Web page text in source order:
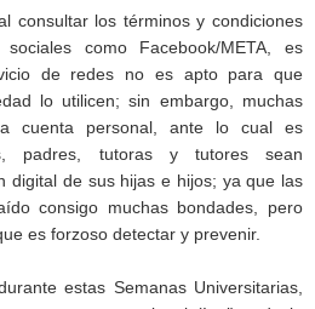
consultar los términos y condiciones
como Facebook/META, es
de redes no es apto para que
lo utilicen; sin embargo, muchas
cuenta personal, ante lo cual es
padres, tutoras y tutores sean
digital de sus hijas e hijos; ya que las
consigo muchas bondades, pero
es forzoso detectar y prevenir.
estas Semanas Universitarias,